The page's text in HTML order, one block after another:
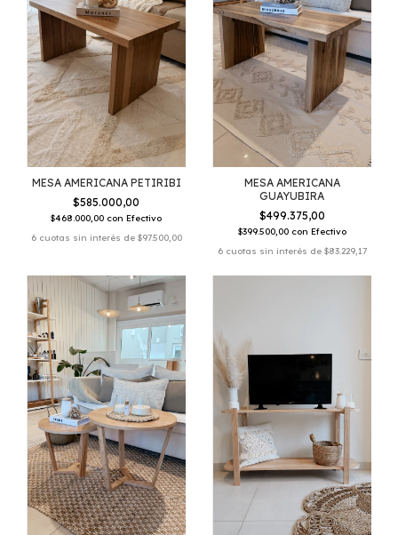
MESA AMERICANA PETIRIBI
$585.000,00
$468.000,00 con Efectivo
6 cuotas sin interés de $97.500,00
MESA AMERICANA
GUAYUBIRA
$499.375,00
$399.500,00 con Efectivo
6 cuotas sin interés de $83.229,17